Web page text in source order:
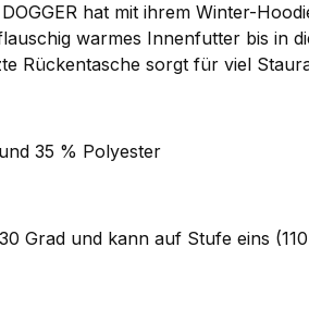
hat mit ihrem Winter-
warmes Innenfutter bis in
Rückentasche sorgt für viel
35 % Polyester
Grad und kann auf Stufe eins